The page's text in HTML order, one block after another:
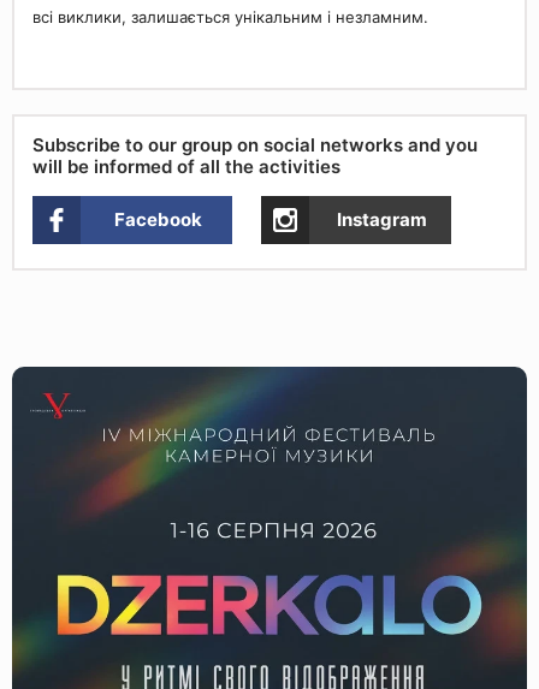
всі виклики, залишається унікальним і незламним.
Subscribe to our group on social networks and you
will be informed of all the activities
Facebook Instagram